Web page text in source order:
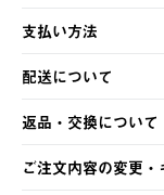
支払い方法
以下のいずれかの
・クレジットカード
・コンビニ決済
・Pay-easy決済
配送について
【発送スケジュール】
ご注文・ご入金完了
土日祝の発送はご
の発送となる場合が
返品・交換について
※お客様都合の場合
ご注文内容の変更